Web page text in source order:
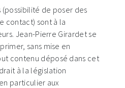
(possibilité de poser des
contact) sont à la
Jean-Pierre Girardet se
sans mise en
contenu déposé dans cet
à la législation
particulier aux